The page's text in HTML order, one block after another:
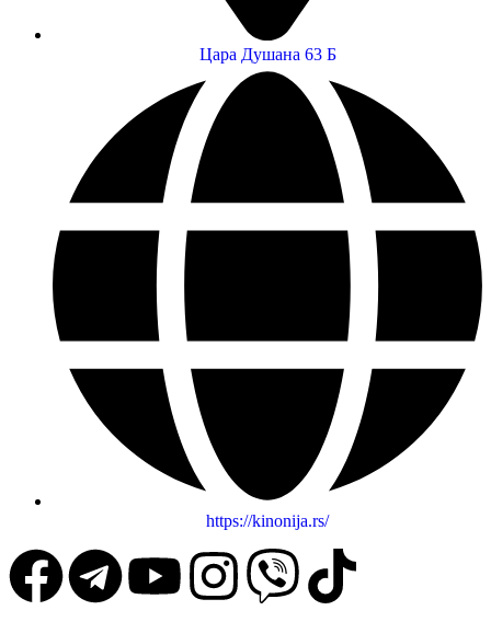
Цара Душана 63 Б
https://kinonija.rs/